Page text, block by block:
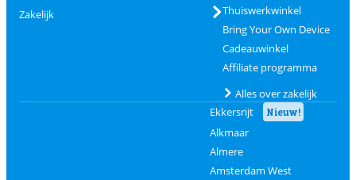
Zakelijk
Thuiswerkwinkel
Bring Your Own Device
Cadeauwinkel
Affiliate programma
Alles over zakelijk
Ekkersrijt Nieuw!
Alkmaar
Almere
Amsterdam West